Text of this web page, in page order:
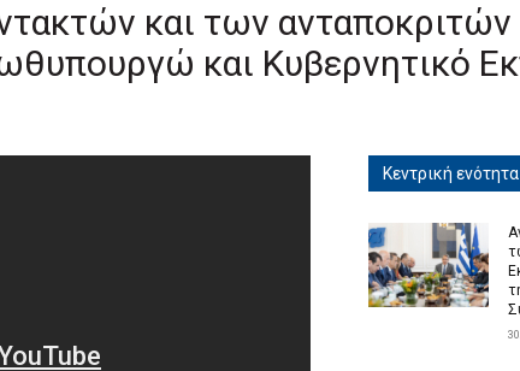
και των ανταποκριτών
και Κυβερνητικό
Κεντρική ενότητα